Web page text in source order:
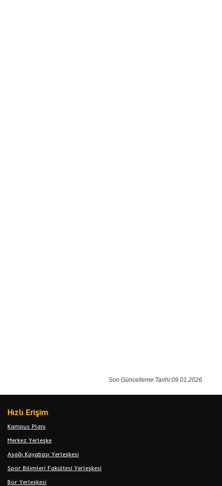
Son Güncelleme Tarihi:09.01.2026
Hızlı Erişim
Kampus Planı
Merkez Yerleşke
Aşağı Kayabaşı Yerleşkesi
Spor Bilimleri Fakültesi Yerleşkesi
Bor Yerleşkesi